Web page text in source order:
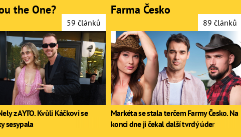
the One?
59 článků
z AYTO. Kvůli Káčkovi se
sesypala
Farma Česko
89 článků
Markéta se stala terčem Farmy Česko. Na
konci dne ji čekal další tvrdý úder